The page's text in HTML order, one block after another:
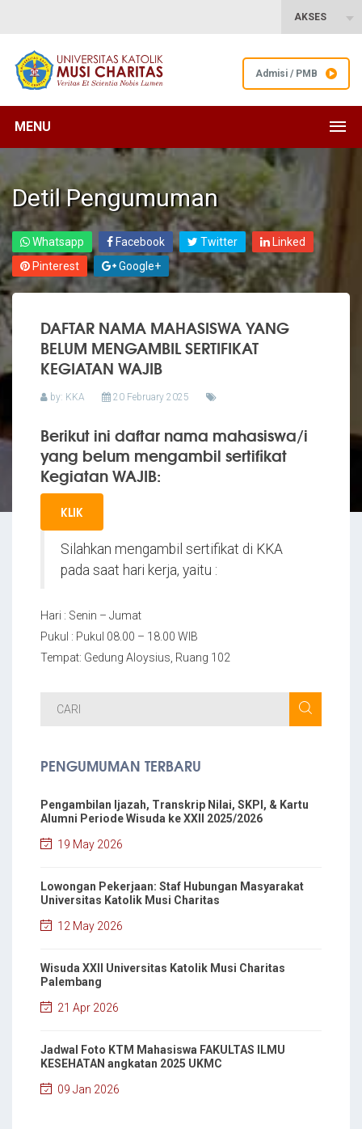
AKSES
Admisi / PMB
MENU
Detil Pengumuman
Whatsapp Facebook Twitter
Linked
Pinterest
Google+
DAFTAR NAMA MAHASISWA YANG
BELUM MENGAMBIL SERTIFIKAT
KEGIATAN WAJIB
by: KKA 20 February 2025
Berikut ini daftar nama mahasiswa/i
yang belum mengambil sertifikat
Kegiatan WAJIB:
KLIK
Silahkan mengambil sertifikat di KKA
pada saat hari kerja, yaitu :
Hari : Senin – Jumat
Pukul : Pukul 08.00 – 18.00 WIB
Tempat: Gedung Aloysius, Ruang 102
PENGUMUMAN TERBARU
Pengambilan Ijazah, Transkrip Nilai, SKPI, & Kartu
Alumni Periode Wisuda ke XXII 2025/2026
19 May 2026
Lowongan Pekerjaan: Staf Hubungan Masyarakat
Universitas Katolik Musi Charitas
12 May 2026
Wisuda XXII Universitas Katolik Musi Charitas
Palembang
21 Apr 2026
Jadwal Foto KTM Mahasiswa FAKULTAS ILMU
KESEHATAN angkatan 2025 UKMC
09 Jan 2026